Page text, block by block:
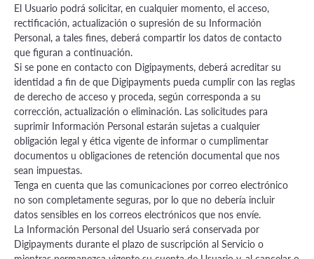
El Usuario podrá solicitar, en cualquier momento, el acceso,
rectificación, actualización o supresión de su Información
Personal, a tales fines, deberá compartir los datos de contacto
que figuran a continuación.
Si se pone en contacto con Digipayments, deberá acreditar su
identidad a fin de que Digipayments pueda cumplir con las reglas
de derecho de acceso y proceda, según corresponda a su
corrección, actualización o eliminación. Las solicitudes para
suprimir Información Personal estarán sujetas a cualquier
obligación legal y ética vigente de informar o cumplimentar
documentos u obligaciones de retención documental que nos
sean impuestas.
Tenga en cuenta que las comunicaciones por correo electrónico
no son completamente seguras, por lo que no debería incluir
datos sensibles en los correos electrónicos que nos envíe.
La Información Personal del Usuario será conservada por
Digipayments durante el plazo de suscripción al Servicio o